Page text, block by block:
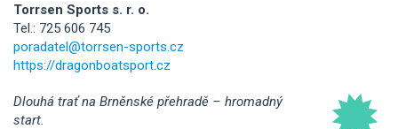
Torrsen Sports s. r. o.
Tel.: 725 606 745
poradatel@torrsen-sports.cz
https://dragonboatsport.cz
Dlouhá trať na Brněnské přehradě – hromadný
start.